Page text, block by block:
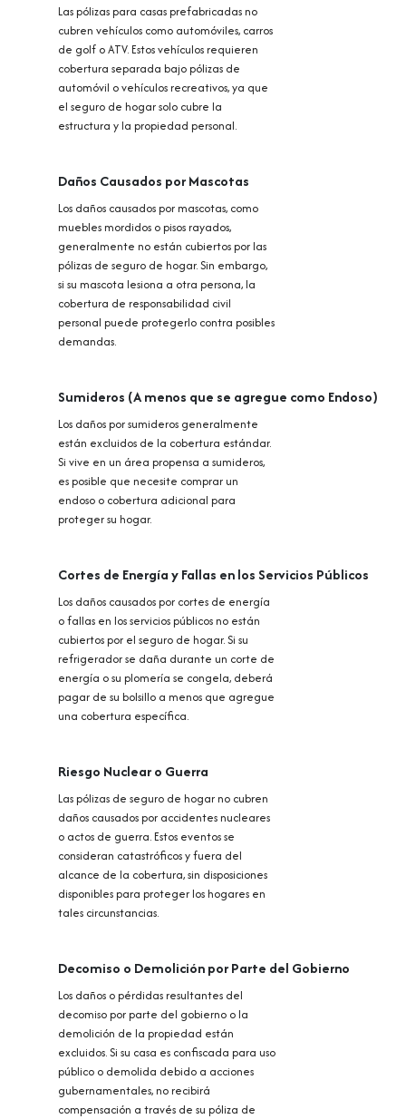
Las pólizas para casas prefabricadas no
cubren vehículos como automóviles, carros
de golf o ATV. Estos vehículos requieren
cobertura separada bajo pólizas de
automóvil o vehículos recreativos, ya que
el seguro de hogar solo cubre la
estructura y la propiedad personal.
Daños Causados por Mascotas
Los daños causados por mascotas, como
muebles mordidos o pisos rayados,
generalmente no están cubiertos por las
pólizas de seguro de hogar. Sin embargo,
si su mascota lesiona a otra persona, la
cobertura de responsabilidad civil
personal puede protegerlo contra posibles
demandas.
Sumideros (A menos que se agregue como Endoso)
Los daños por sumideros generalmente
están excluidos de la cobertura estándar.
Si vive en un área propensa a sumideros,
es posible que necesite comprar un
endoso o cobertura adicional para
proteger su hogar.
Cortes de Energía y Fallas en los Servicios Públicos
Los daños causados por cortes de energía
o fallas en los servicios públicos no están
cubiertos por el seguro de hogar. Si su
refrigerador se daña durante un corte de
energía o su plomería se congela, deberá
pagar de su bolsillo a menos que agregue
una cobertura específica.
Riesgo Nuclear o Guerra
Las pólizas de seguro de hogar no cubren
daños causados por accidentes nucleares
o actos de guerra. Estos eventos se
consideran catastróficos y fuera del
alcance de la cobertura, sin disposiciones
disponibles para proteger los hogares en
tales circunstancias.
Decomiso o Demolición por Parte del Gobierno
Los daños o pérdidas resultantes del
decomiso por parte del gobierno o la
demolición de la propiedad están
excluidos. Si su casa es confiscada para uso
público o demolida debido a acciones
gubernamentales, no recibirá
compensación a través de su póliza de